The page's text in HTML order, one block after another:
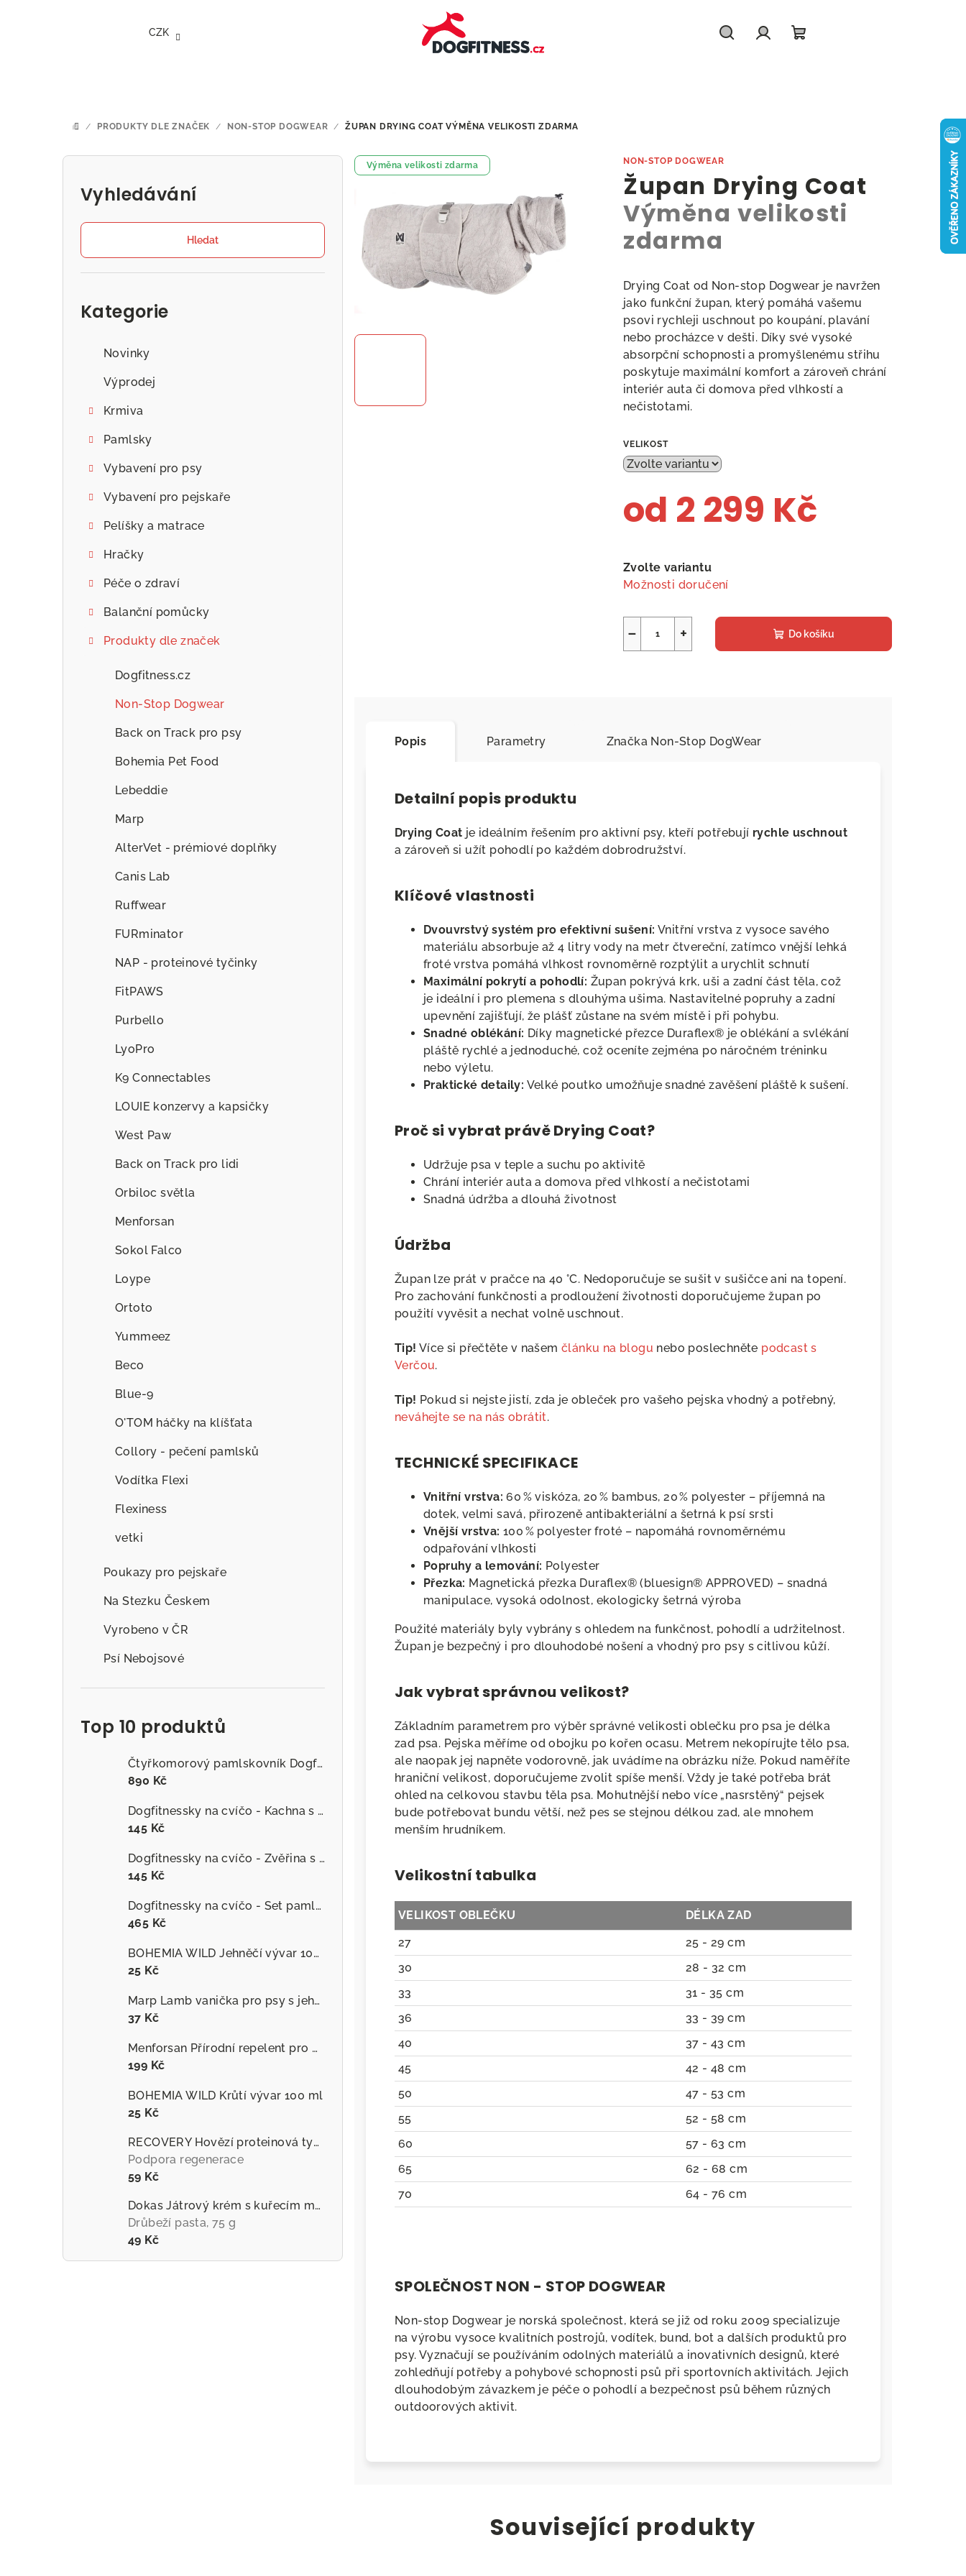
CZK
DOMŮ
/ PRODUKTY DLE ZNAČEK / NON-STOP DOGWEAR / ŽUPAN DRYING COATVÝMĚNA VELIKOSTI ZDARMA
P
Vyhledávání
Hledat
Kategorie
Novinky
Výprodej
Krmiva
Pamlsky
Vybavení pro psy
Vybavení pro pejskaře
Pelíšky a matrace
Hračky
Péče o zdraví
Balanční pomůcky
Produkty dle značek
Dogfitness.cz
Non-Stop Dogwear
Back on Track pro psy
Bohemia Pet Food
Lebeddie
Marp
AlterVet - prémiové doplňky
Canis Lab
Ruffwear
FURminator
NAP - proteinové tyčinky
FitPAWS
Purbello
LyoPro
K9 Connectables
LOUIE konzervy a kapsičky
West Paw
Back on Track pro lidi
Orbiloc světla
Menforsan
Sokol Falco
Loype
Ortoto
Yummeez
Beco
Blue-9
O'TOM háčky na klíšťata
Collory - pečení pamlsků
Vodítka Flexi
Flexiness
vetki
Poukazy pro pejskaře
Na Stezku Českem
Vyrobeno v ČR
Psí Nebojsové
Top 10 produktů
Čtyřkomorový pamlskovník Dogfitness.cz
890 Kč
Dogfitnessky na cvíčo - Kachna s červenou řepou
145 Kč
Dogfitnessky na cvíčo - Zvěřina s jablky
145 Kč
Dogfitnessky na cvíčo - Set pamlsků
465 Kč
BOHEMIA WILD Jehněčí vývar 100 ml
25 Kč
Marp Lamb vanička pro psy s jehněčím
37 Kč
Menforsan Přírodní repelent pro psy proti hmyzu s extraktem z citronely
199 Kč
BOHEMIA WILD Krůtí vývar 100 ml
25 Kč
RECOVERY Hovězí proteinová tyčinka pro psy
Podpora regenerace
59 Kč
Dokas Játrový krém s kuřecím masem
Drůbeží pasta, 75 g
49 Kč
NON-STOP DOGWEAR
Župan Drying Coat
Výměna velikosti
zdarma
Drying Coat od Non-stop Dogwear je navržen
jako funkční župan, který pomáhá vašemu
psovi rychleji uschnout po koupání, plavání
nebo procházce v dešti. Díky své vysoké
absorpční schopnosti a promyšlenému střihu
poskytuje maximální komfort a zároveň chrání
interiér auta či domova před vlhkostí a
nečistotami.
VELIKOST
od 2 299 Kč
cena:
Zvolte variantu
Možnosti doručení
+
− Do košíku
Výměna velikosti zdarma
Popis Parametry Značka Non-Stop DogWear
Detailní popis produktu
Drying Coat je ideálním řešením pro aktivní psy, kteří potřebují rychle uschnout
a zároveň si užít pohodlí po každém dobrodružství.
Klíčové vlastnosti
Dvouvrstvý systém pro efektivní sušení: Vnitřní vrstva z vysoce savého
materiálu absorbuje až 4 litry vody na metr čtvereční, zatímco vnější lehká
froté vrstva pomáhá vlhkost rovnoměrně rozptýlit a urychlit schnutí
Maximální pokrytí a pohodlí: Župan pokrývá krk, uši a zadní část těla, což
je ideální i pro plemena s dlouhýma ušima. Nastavitelné popruhy a zadní
upevnění zajišťují, že plášť zůstane na svém místě i při pohybu.
Snadné oblékání: Díky magnetické přezce Duraflex® je oblékání a svlékání
pláště rychlé a jednoduché, což oceníte zejména po náročném tréninku
nebo výletu.
Praktické detaily: Velké poutko umožňuje snadné zavěšení pláště k sušení.
Proč si vybrat právě Drying Coat?
Udržuje psa v teple a suchu po aktivitě
Chrání interiér auta a domova před vlhkostí a nečistotami
Snadná údržba a dlouhá životnost
Údržba
Župan lze prát v pračce na 40 °C. Nedoporučuje se sušit v sušičce ani na topení.
Pro zachování funkčnosti a prodloužení životnosti doporučujeme župan po
použití vyvěsit a nechat volně uschnout.
Tip! Více si přečtěte v našemčlánku na blogu nebo poslechněte podcast s
Verčou.
Tip! Pokud si nejste jistí, zda je obleček pro vašeho pejska vhodný a potřebný,
neváhejte se na nás obrátit.
TECHNICKÉ SPECIFIKACE
Vnitřní vrstva: 60 % viskóza, 20 % bambus, 20 % polyester – příjemná na
dotek, velmi savá, přirozeně antibakteriální a šetrná k psí srsti
Vnější vrstva: 100 % polyester froté – napomáhá rovnoměrnému
odpařování vlhkosti
Popruhy a lemování: Polyester
Přezka: Magnetická přezka Duraflex® (bluesign® APPROVED) – snadná
manipulace, vysoká odolnost, ekologicky šetrná výroba
Použité materiály byly vybrány s ohledem na funkčnost, pohodlí a udržitelnost.
Župan je bezpečný i pro dlouhodobé nošení a vhodný pro psy s citlivou kůží.
Jak vybrat správnou velikost?
Základním parametrem pro výběr správné velikosti oblečku pro psa je délka
zad psa. Pejska měříme od obojku po kořen ocasu. Metrem nekopírujte tělo psa,
ale naopak jej napněte vodorovně, jak uvádíme na obrázku níže. Pokud naměříte
hraniční velikost, doporučujeme zvolit spíše menší. Vždy je také potřeba brát
ohled na celkovou stavbu těla psa. Mohutnější nebo více „nasrstěný“ pejsek
bude potřebovat bundu větší, než pes se stejnou délkou zad, ale mnohem
menším hrudníkem.
Velikostní tabulka
VELIKOST OBLEČKU
DÉLKA ZAD
27
25 - 29 cm
30
28 - 32 cm
33
31 - 35 cm
36
33 - 39 cm
40
37 - 43 cm
45
42 - 48 cm
50
47 - 53 cm
55
52 - 58 cm
60
57 - 63 cm
65
62 - 68 cm
70
64 - 76 cm
SPOLEČNOST NON - STOP DOGWEAR
Non-stop Dogwear je norská společnost, která se již od roku 2009 specializuje
na výrobu vysoce kvalitních postrojů, vodítek, bund, bot a dalších produktů pro
psy. Vyznačují se používáním odolných materiálů a inovativních designů, které
zohledňují potřeby a pohybové schopnosti psů při sportovních aktivitách. Jejich
dlouhodobým závazkem je péče o pohodlí a bezpečnost psů během různých
outdoorových aktivit.
Související produkty